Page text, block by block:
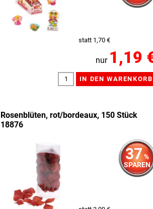
statt 1,70 €
nur 1,19
Rosenblüten, rot/bordeaux, 150 Stück
18876
37 %
SPAREN